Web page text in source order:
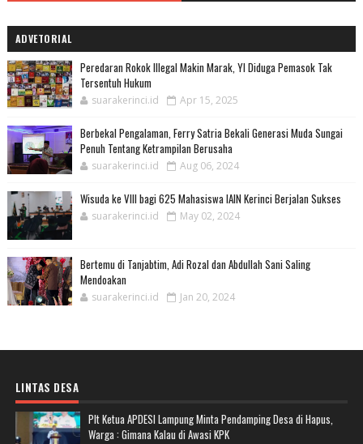
ADVETORIAL
Peredaran Rokok Illegal Makin Marak, YI Diduga Pemasok Tak
Tersentuh Hukum
suarakerinci.id Apr 15, 2025
Berbekal Pengalaman, Ferry Satria Bekali Generasi Muda Sungai
Penuh Tentang Ketrampilan Berusaha
suarakerinci.id Aug 06, 2024
Wisuda ke VIII bagi 625 Mahasiswa IAIN Kerinci Berjalan Sukses
suarakerinci.id May 02, 2024
Bertemu di Tanjabtim, Adi Rozal dan Abdullah Sani Saling
Mendoakan
suarakerinci.id Jan 20, 2024
LINTAS DESA
Plt Ketua APDESI Lampung Minta Pendamping Desa di Hapus,
Warga : Gimana Kalau di Awasi KPK